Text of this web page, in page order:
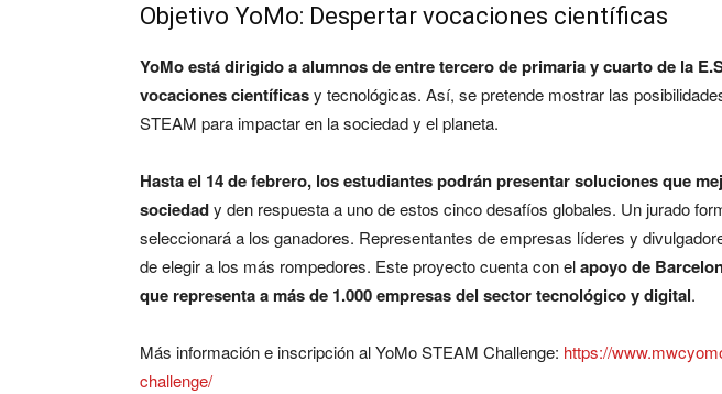
Objetivo YoMo: Despertar vocaciones científicas
YoMo está dirigido a alumnos de entre tercero de primaria y cuarto de la
vocaciones científicasy tecnológicas. Así, se pretende mostrar las
STEAM para impactar en la sociedad y el planeta.
Hasta el 14 de febrero, los estudiantes podrán presentar soluciones que
sociedady den respuesta a uno de estos cinco desafíos globales. Un jurado
seleccionará a los ganadores. Representantes de empresas líderes y
de elegir a los más rompedores. Este proyecto cuenta con elapoyo de
que representa a más de 1.000 empresas del sector tecnológico y digital.
Más información e inscripción al YoMo STEAM Challenge: https://
challenge/